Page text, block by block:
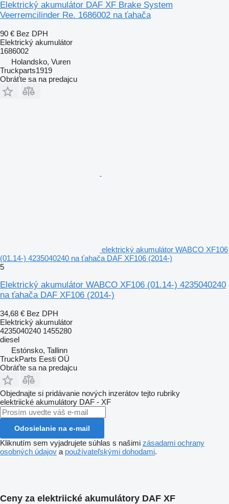
Elektrický akumulátor DAF XF Brake System
Veerremcilinder Re. 1686002 na ťahača
90 € Bez DPH
Elektrický akumulátor
1686002
Holandsko, Vuren
Truckparts1919
Obráťte sa na predajcu
elektrický akumulátor WABCO XF106
(01.14-) 4235040240 na ťahača DAF XF106 (2014-)
5
Elektrický akumulátor WABCO XF106 (01.14-) 4235040240
na ťahača DAF XF106 (2014-)
34,68 € Bez DPH
Elektrický akumulátor
4235040240 1455280
diesel
Estónsko, Tallinn
TruckParts Eesti OÜ
Obráťte sa na predajcu
Objednajte si pridávanie nových inzerátov tejto rubriky
elektriické akumulátory DAF - XF
Odosielanie na e-mail
Kliknutím sem vyjadrujete súhlas s našimi zásadami ochrany
osobných údajov a používateľskými dohodami.
Ceny za elektriické akumulátory DAF XF